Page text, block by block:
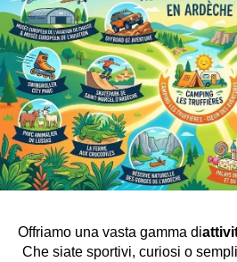
Offriamo una vasta gamma di
Che siate sportivi, curiosi o